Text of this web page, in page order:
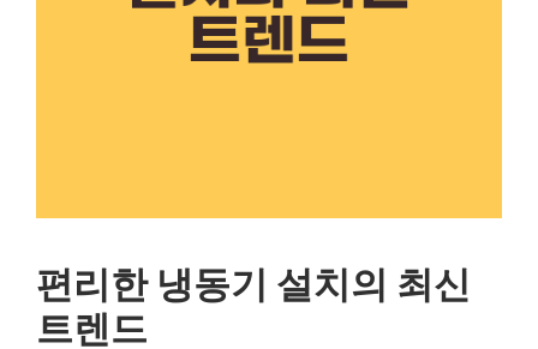
편리한 냉동기 설치의 최신
트렌드